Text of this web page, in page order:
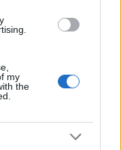
my
the
megosztó